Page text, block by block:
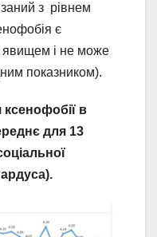
з рівнем
є
явищем і не може
показником).
ксенофобії в
для 13